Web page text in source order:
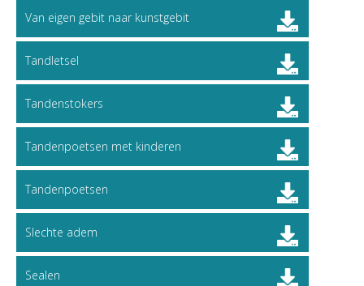
Van eigen gebit naar kunstgebit
Tandletsel
Tandenstokers
Tandenpoetsen met kinderen
Tandenpoetsen
Slechte adem
Sealen